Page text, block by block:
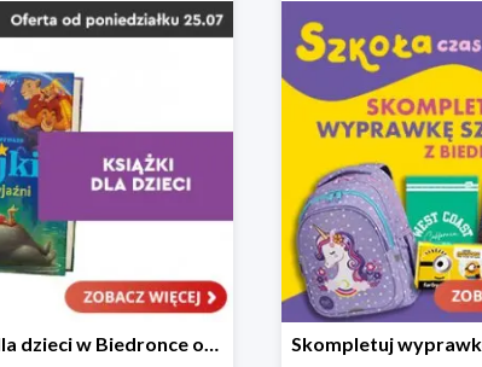
Książki dla dzieci w Biedronce od 16,99 zł